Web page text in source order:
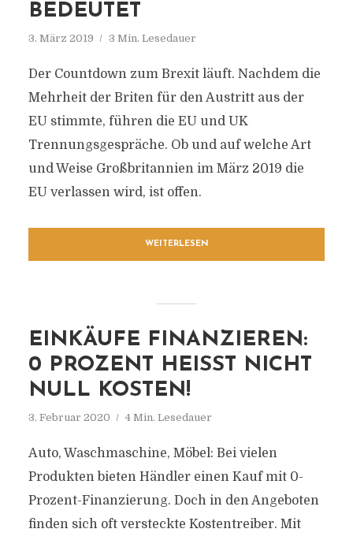
BEDEUTET
3. März 2019 3 Min. Lesedauer
Der Countdown zum Brexit läuft. Nachdem die
Mehrheit der Briten für den Austritt aus der
EU stimmte, führen die EU und UK
Trennungsgespräche. Ob und auf welche Art
und Weise Großbritannien im März 2019 die
EU verlassen wird, ist offen.
WEITERLESEN
EINKÄUFE FINANZIEREN:
0 PROZENT HEISST NICHT N
ULL KOSTEN!
3. Februar 2020 4 Min. Lesedauer
Auto, Waschmaschine, Möbel: Bei vielen
Produkten bieten Händler einen Kauf mit 0-
Prozent-Finanzierung. Doch in den Angeboten
finden sich oft versteckte Kostentreiber. Mit